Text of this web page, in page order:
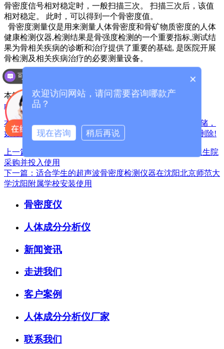
骨密度信号相对稳定时，一般扫描三次。 扫描三次后，该值
相对稳定。 此时，可以得到一个骨密度值。
骨密度测量仪是用来测量人体骨密度和骨矿物质密度的人体
健康检测仪器,检测结果是骨强度检测的一个重要指标,测试结
果为骨相关疾病的诊断和治疗提供了重要的基础, 是医院开展
骨检测及相关疾病治疗的必要测量设备。
厂家咨询电话：13626329298（微信同号）
本篇文章网址： /index.php?
m=home&c=View&a=index&aid=1248
本站声明:网站部分内容及图片来源于网络,本站只提供存储，
如有侵权,请联系我们,QQ: 325925638 ，我们将第一时间删除!
上一篇：国康GK-8000超声骨密度检测仪被下汤镇中心卫生院
采购并投入使用
下一篇：适合学生的超声波骨密度检测仪器在沈阳北京师范大
学沈阳附属学校安装使用
骨密度仪
人体成分分析仪
新闻资讯
走进我们
客户案例
人体成分分析仪厂家
联系我们
×
欢迎访问网站，请问需要咨询哪款产
品？
现在咨询 稍后再说